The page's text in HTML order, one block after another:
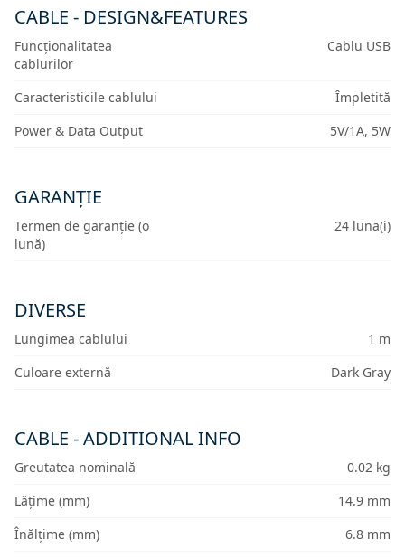
CABLE - DESIGN&FEATURES
Funcționalitatea
cablurilor
Cablu USB
Caracteristicile cablului
Împletită
Power & Data Output
5V/1A, 5W
GARANȚIE
Termen de garanție (o
lună)
24 luna(i)
DIVERSE
Lungimea cablului
1 m
Culoare externă
Dark Gray
CABLE - ADDITIONAL INFO
Greutatea nominală
0.02 kg
Lățime (mm)
14.9 mm
Înălțime (mm)
6.8 mm